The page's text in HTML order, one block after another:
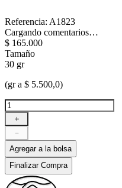
Referencia: A1823
Cargando comentarios…
$ 165.000
Tamaño
30 gr
(gr a $ 5.500,0)
＋
－
Agregar a la bolsa
Finalizar Compra